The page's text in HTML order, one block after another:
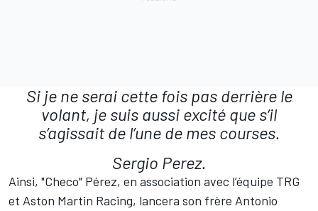
Si je ne serai cette fois pas derrière le
volant, je suis aussi excité que s’il
s’agissait de l’une de mes courses.
Sergio Perez.
Ainsi, "Checo" Pérez, en association avec l’équipe TRG
et Aston Martin Racing, lancera son frère Antonio